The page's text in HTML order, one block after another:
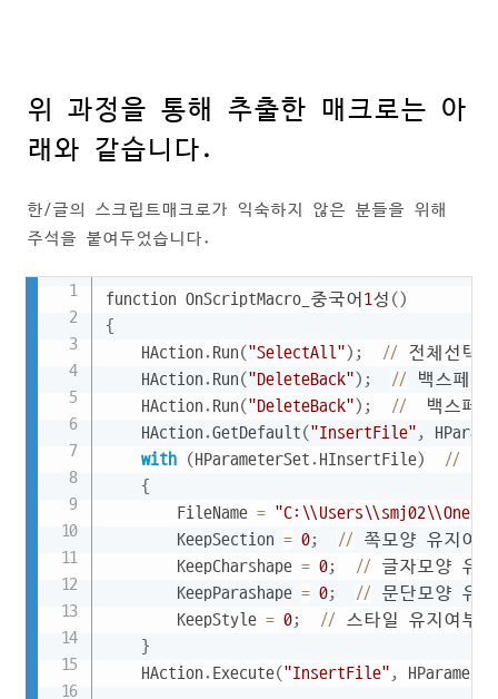
위 과정을 통해 추출한 매크로는 아
래와 같습니다.
한/글의 스크립트매크로가 익숙하지 않은 분들을 위해
주석을 붙여두었습니다.
function OnScriptMacro_중국어 1성 ()
{
	HAction
. Run("SelectAll") ; // 전체선택
	HAction
. Run("DeleteBack") ; // 백스페이
	HAction
. Run("DeleteBack") ; //
백스페
	HAction
.GetDefault("InsertFile" ,
with (HParameterSet. HInsertFile) //
{
		FileName
=
		KeepSection
= 0; // 쪽모양 유지여부
		KeepCharshape
= 0; // 글자모양 유
		KeepParashape
= 0; // 문단모양 유
		KeepStyle
= 0; // 스타일 유지여부
}
	HAction
. Execute("InsertFile" ,